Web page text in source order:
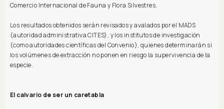
Comercio Internacional de Fauna y Flora Silvestres.
Los resultados obtenidos serán revisados y avalados por el MADS
(autoridad administrativa CITES), y los institutos de investigación
(como autoridades científicas del Convenio), quienes determinarán si
los volúmenes de extracción no ponen en riesgo la supervivencia de la
especie.
El calvario de ser un caretabla